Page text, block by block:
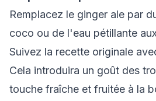
Remplacez le ginger ale par
coco ou de l'eau pétillante
Suivez la recette originale
Cela introduira un goût des
touche fraîche et fruitée à la